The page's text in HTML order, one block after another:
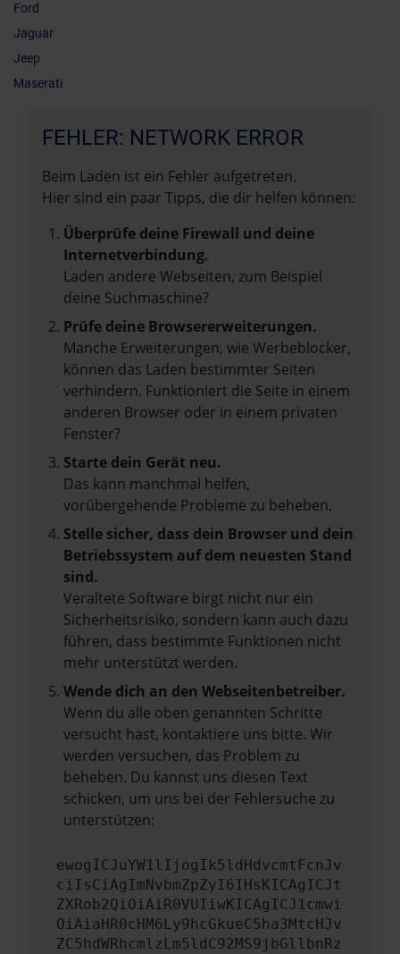
Ford
Jaguar
Jeep
Maserati
FEHLER: NETWORK ERROR
Beim Laden ist ein Fehler aufgetreten.
Hier sind ein paar Tipps, die dir helfen können:
Überprüfe deine Firewall und deine
Internetverbindung.
Laden andere Webseiten, zum Beispiel
deine Suchmaschine?
Prüfe deine Browsererweiterungen.
Manche Erweiterungen, wie Werbeblocker,
können das Laden bestimmter Seiten
verhindern. Funktioniert die Seite in einem
anderen Browser oder in einem privaten
Fenster?
Starte dein Gerät neu.
Das kann manchmal helfen,
vorübergehende Probleme zu beheben.
Stelle sicher, dass dein Browser und dein
Betriebssystem auf dem neuesten Stand
sind.
Veraltete Software birgt nicht nur ein
Sicherheitsrisiko, sondern kann auch dazu
führen, dass bestimmte Funktionen nicht
mehr unterstützt werden.
Wende dich an den Webseitenbetreiber.
Wenn du alle oben genannten Schritte
versucht hast, kontaktiere uns bitte. Wir
werden versuchen, das Problem zu
beheben. Du kannst uns diesen Text
schicken, um uns bei der Fehlersuche zu
unterstützen:
ewogICJuYW1lIjogIk5ldHdvcmtFcnJv
ciIsCiAgImNvbmZpZyI6IHsKICAgICJt
ZXRob2QiOiAiR0VUIiwKICAgICJ1cmwi
OiAiaHR0cHM6Ly9hcGkueC5ha3MtcHJv
ZC5hdWRhcmlzLm5ldC92MS9jbGllbnRz